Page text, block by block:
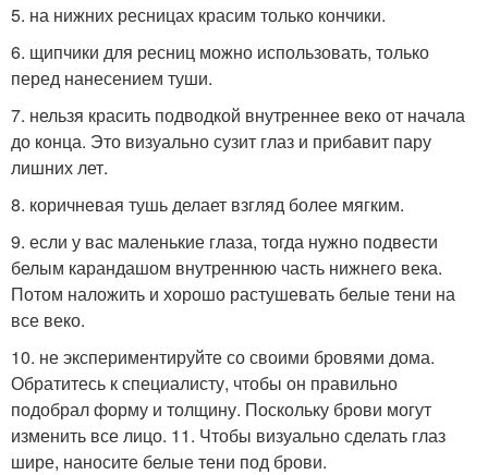
5. на нижних ресницах красим только кончики.
6. щипчики для ресниц можно использовать, только
перед нанесением туши.
7. нельзя красить подводкой внутреннее веко от начала
до конца. Это визуально сузит глаз и прибавит пару
лишних лет.
8. коричневая тушь делает взгляд более мягким.
9. если у вас маленькие глаза, тогда нужно подвести
белым карандашом внутреннюю часть нижнего века.
Потом наложить и хорошо растушевать белые тени на
все веко.
10. не экспериментируйте со своими бровями дома.
Обратитесь к специалисту, чтобы он правильно
подобрал форму и толщину. Поскольку брови могут
изменить все лицо. 11. Чтобы визуально сделать глаз
шире, наносите белые тени под брови.